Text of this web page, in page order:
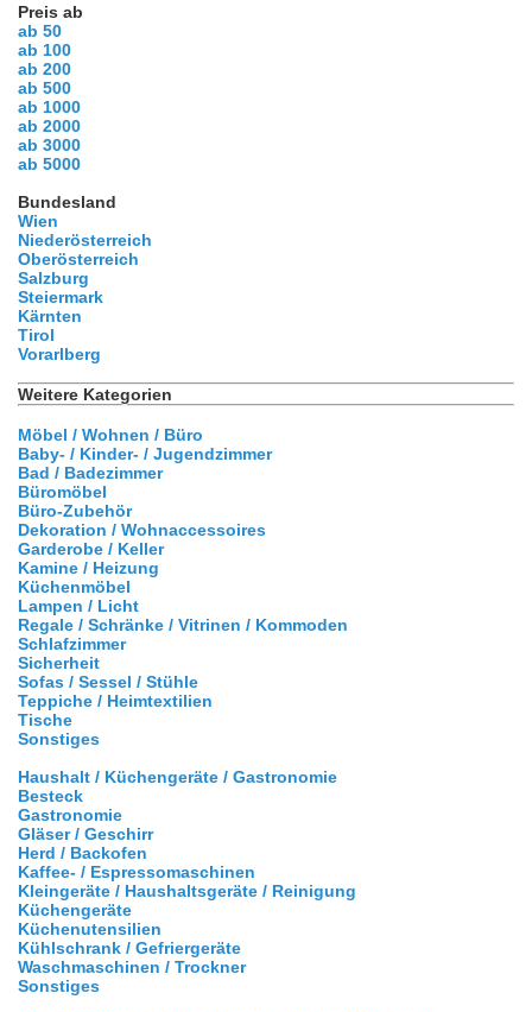
Preis ab
ab 50
ab 100
ab 200
ab 500
ab 1000
ab 2000
ab 3000
ab 5000
Bundesland
Wien
Niederösterreich
Oberösterreich
Salzburg
Steiermark
Kärnten
Tirol
Vorarlberg
Weitere Kategorien
Möbel / Wohnen / Büro
Baby- / Kinder- / Jugendzimmer
Bad / Badezimmer
Büromöbel
Büro-Zubehör
Dekoration / Wohnaccessoires
Garderobe / Keller
Kamine / Heizung
Küchenmöbel
Lampen / Licht
Regale / Schränke / Vitrinen / Kommoden
Schlafzimmer
Sicherheit
Sofas / Sessel / Stühle
Teppiche / Heimtextilien
Tische
Sonstiges
Haushalt / Küchengeräte / Gastronomie
Besteck
Gastronomie
Gläser / Geschirr
Herd / Backofen
Kaffee- / Espressomaschinen
Kleingeräte / Haushaltsgeräte / Reinigung
Küchengeräte
Küchenutensilien
Kühlschrank / Gefriergeräte
Waschmaschinen / Trockner
Sonstiges